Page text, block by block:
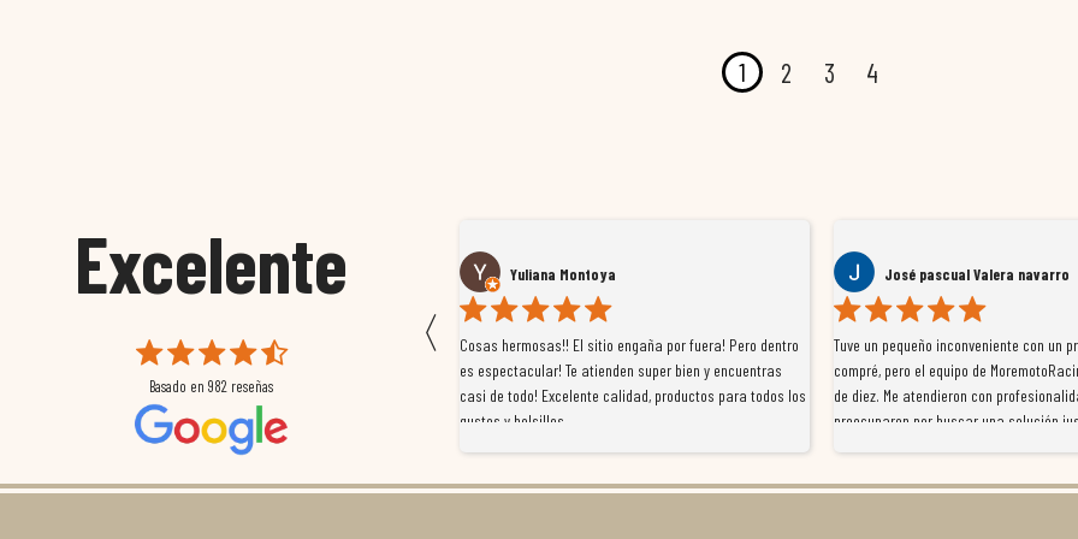
1 2 3 4
Excelente
Basado en 982 reseñas
〈
Susana García Luis
Magnífica atención al cliente. Tuvimos un pequeño
retraso en el pedido y desde el minuto uno se
preocuparon por ayudarnos en todo. Gracias a Sergio,
magnífico gestor... atento, amable, un servicio de 10.
Gracias de nuevo por todo!
Yuliana Montoya
Cosas hermosas!! El sitio engaña por fuera! Pero dentro
es espectacular! Te atienden super bien y encuentras
casi de todo! Excelente calidad, productos para todos los
gustos y bolsillos
José pascual Valera navarro
Tuve un pequeño inconveniente con un
compré, pero el equipo de
de diez. Me atendieron con
preocuparon por buscar una solución
con el cliente, y me ofrecieron unas